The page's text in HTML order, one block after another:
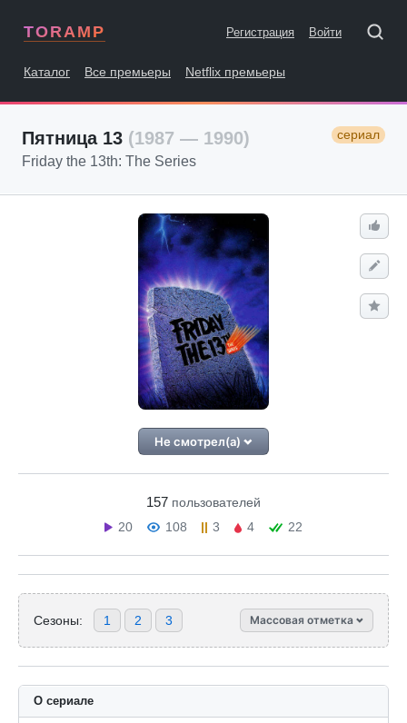
TORAMP Регистрация Войти
Каталог Все премьеры Netflix премьеры
Пятница 13 (1987 — 1990) сериал
Friday the 13th: The Series
Не смотрел(а)
157 пользователей
20
108 3 4 22
Сезоны: 1 2 3 Массовая отметка
О сериале